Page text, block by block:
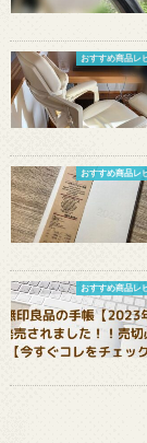
おすすめ商品レ
おすすめ商品レ
おすすめ商品レ